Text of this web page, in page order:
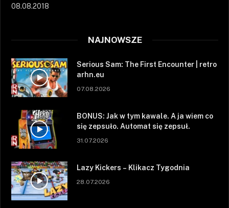
08.08.2018
NAJNOWSZE
Serious Sam: The First Encounter | retro
arhn.eu
07.08.2026
BONUS: Jak w tym kawale. A ja wiem co
się zepsuło. Automat się zepsuł.
31.07.2026
Lazy Kickers – Klikacz Tygodnia
28.07.2026